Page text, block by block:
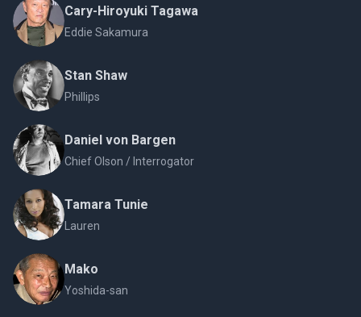
Cary-Hiroyuki Tagawa
Eddie Sakamura
Stan Shaw
Phillips
Daniel von Bargen
Chief Olson / Interrogator
Tamara Tunie
Lauren
Mako
Yoshida-san